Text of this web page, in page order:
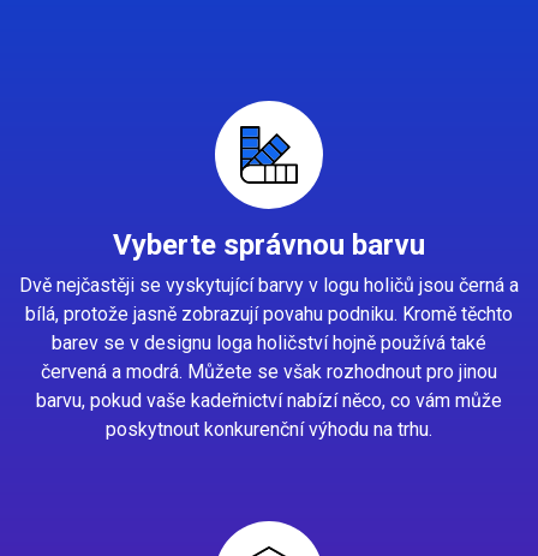
Vyberte správnou barvu
Dvě nejčastěji se vyskytující barvy v logu holičů jsou černá a
bílá, protože jasně zobrazují povahu podniku. Kromě těchto
barev se v designu loga holičství hojně používá také
červená a modrá. Můžete se však rozhodnout pro jinou
barvu, pokud vaše kadeřnictví nabízí něco, co vám může
poskytnout konkurenční výhodu na trhu.